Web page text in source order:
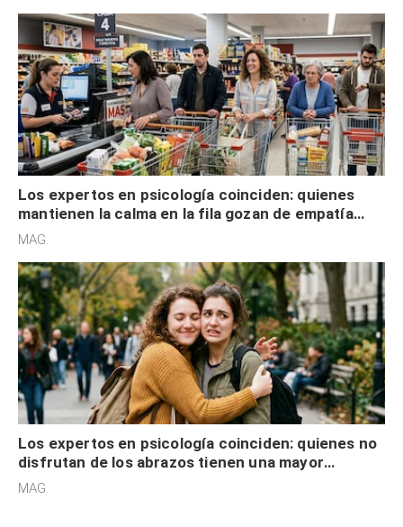
Los expertos en psicología coinciden: quienes
mantienen la calma en la fila gozan de empatía
cognitiva, gratitud y no solo tienen autocontrol
MAG.
Los expertos en psicología coinciden: quienes no
disfrutan de los abrazos tienen una mayor
sensibilidad a los estímulos físicos y no es por
MAG.